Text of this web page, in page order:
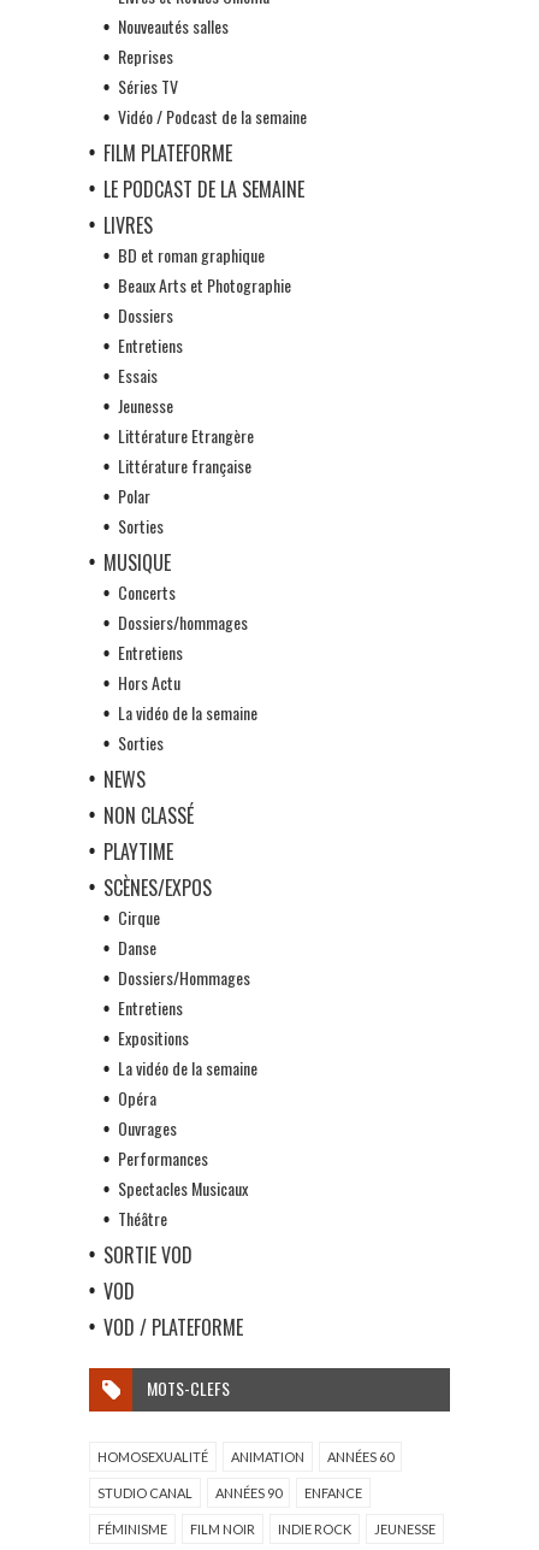
Nouveautés salles
Reprises
Séries TV
Vidéo / Podcast de la semaine
FILM PLATEFORME
LE PODCAST DE LA SEMAINE
LIVRES
BD et roman graphique
Beaux Arts et Photographie
Dossiers
Entretiens
Essais
Jeunesse
Littérature Etrangère
Littérature française
Polar
Sorties
MUSIQUE
Concerts
Dossiers/hommages
Entretiens
Hors Actu
La vidéo de la semaine
Sorties
NEWS
NON CLASSÉ
PLAYTIME
SCÈNES/EXPOS
Cirque
Danse
Dossiers/Hommages
Entretiens
Expositions
La vidéo de la semaine
Opéra
Ouvrages
Performances
Spectacles Musicaux
Théâtre
SORTIE VOD
VOD
VOD / PLATEFORME
MOTS-CLEFS
HOMOSEXUALITÉ ANIMATION ANNÉES 60
STUDIO CANAL ANNÉES 90 ENFANCE
FÉMINISME FILM NOIR INDIE ROCK JEUNESSE